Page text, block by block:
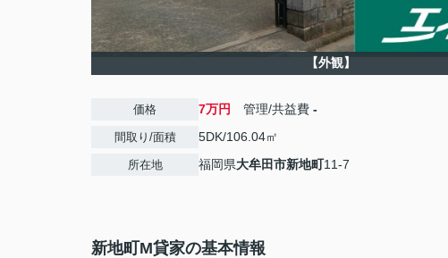
【外観】
価格 7万円 管理/共益費 -
間取り/面積 5DK/106.04㎡
所在地 福岡県大牟田市新地町11-7
新地町M貸家の基本情報